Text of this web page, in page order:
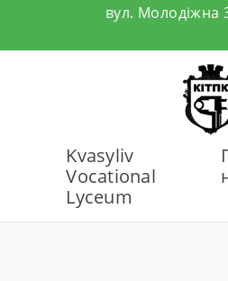
вул. Молодіжна
Kvasyliv
Vocational
Lyceum